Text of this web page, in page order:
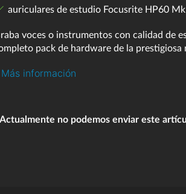
auriculares de estudio Focusrite HP60
voces o instrumentos con calidad de
pack de hardware de la prestigiosa
Más información
Actualmente no podemos enviar este